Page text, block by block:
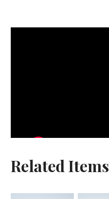
Related Items